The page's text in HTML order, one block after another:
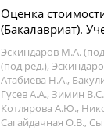
Оценка
(Бакалавриат).
Эскиндаров М.А.
(под ред.),
Атабиева Н.А.,
Гусев А.А., Зимин
Котлярова А.Ю.,
Сагайдачная О.В.,